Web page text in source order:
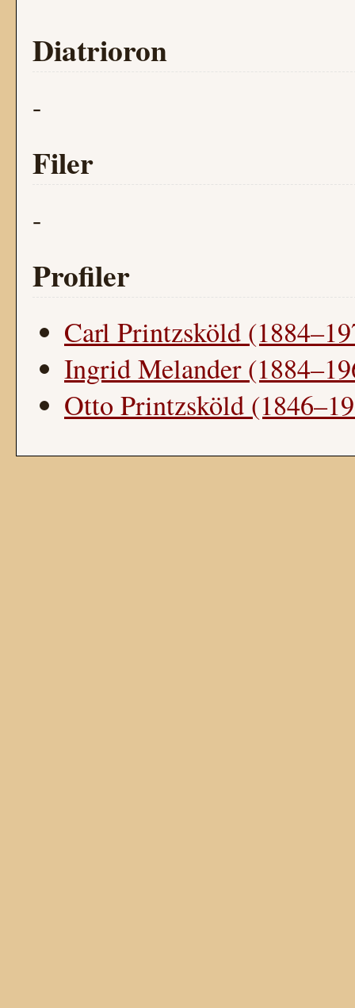
Diatrioron
-
Filer
-
Profiler
Carl Printzsköld
Ingrid Melander
Otto Printzsköld